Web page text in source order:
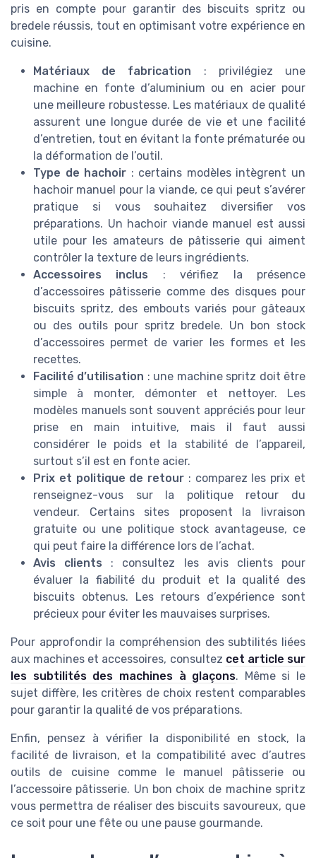
pris en compte pour garantir des biscuits spritz ou
bredele réussis, tout en optimisant votre expérience en
cuisine.
Matériaux de fabrication : privilégiez une
machine en fonte d’aluminium ou en acier pour
une meilleure robustesse. Les matériaux de qualité
assurent une longue durée de vie et une facilité
d’entretien, tout en évitant la fonte prématurée ou
la déformation de l’outil.
Type de hachoir : certains modèles intègrent un
hachoir manuel pour la viande, ce qui peut s’avérer
pratique si vous souhaitez diversifier vos
préparations. Un hachoir viande manuel est aussi
utile pour les amateurs de pâtisserie qui aiment
contrôler la texture de leurs ingrédients.
Accessoires inclus : vérifiez la présence
d’accessoires pâtisserie comme des disques pour
biscuits spritz, des embouts variés pour gâteaux
ou des outils pour spritz bredele. Un bon stock
d’accessoires permet de varier les formes et les
recettes.
Facilité d’utilisation : une machine spritz doit être
simple à monter, démonter et nettoyer. Les
modèles manuels sont souvent appréciés pour leur
prise en main intuitive, mais il faut aussi
considérer le poids et la stabilité de l’appareil,
surtout s’il est en fonte acier.
Prix et politique de retour : comparez les prix et
renseignez-vous sur la politique retour du
vendeur. Certains sites proposent la livraison
gratuite ou une politique stock avantageuse, ce
qui peut faire la différence lors de l’achat.
Avis clients : consultez les avis clients pour
évaluer la fiabilité du produit et la qualité des
biscuits obtenus. Les retours d’expérience sont
précieux pour éviter les mauvaises surprises.
Pour approfondir la compréhension des subtilités liées
aux machines et accessoires, consultez cet article sur
les subtilités des machines à glaçons. Même si le
sujet diffère, les critères de choix restent comparables
pour garantir la qualité de vos préparations.
Enfin, pensez à vérifier la disponibilité en stock, la
facilité de livraison, et la compatibilité avec d’autres
outils de cuisine comme le manuel pâtisserie ou
l’accessoire pâtisserie. Un bon choix de machine spritz
vous permettra de réaliser des biscuits savoureux, que
ce soit pour une fête ou une pause gourmande.